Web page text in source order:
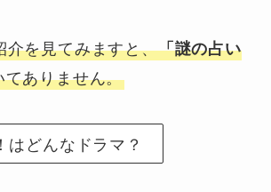
介を見てみますと、「謎の占い
てありません。
どんなドラマ？